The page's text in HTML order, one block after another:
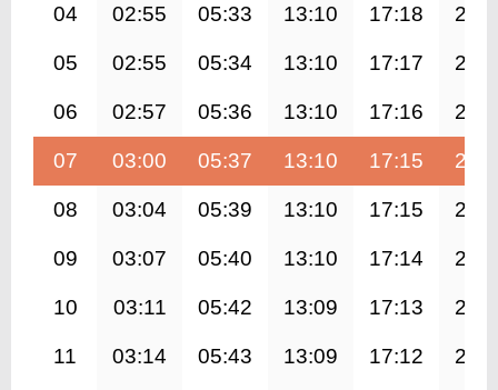
04 02:55 05:33 13:10 17:18
05 02:55 05:34 13:10 17:17
06 02:57 05:36 13:10 17:16
07 03:00 05:37 13:10 17:15
08 03:04 05:39 13:10 17:15
09 03:07 05:40 13:10 17:14
10 03:11 05:42 13:09 17:13
11 03:14 05:43 13:09 17:12